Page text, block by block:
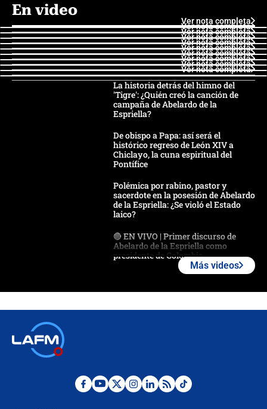
En video
Ver nota completa
Ver nota completa
Ver nota completa
Ver nota completa
Ver nota completa
Ver nota completa
Ver nota completa
Ver nota completa
Ver nota completa
Ver nota completa
La historia detrás del himno del
'Tigre': ¿Quién creó la canción de
campaña de Abelardo de la
Espriella?
De obispo a Papa: así será el
histórico regreso de León XIV a
Chiclayo, la cuna espiritual del
Pontífice
Polémica por rabino, pastor y
sacerdote en la posesión de Abelardo
de la Espriella: ¿Se violó el Estado
laico?
🔴 EN VIVO | Primer discurso de
Abelardo de la Espriella como
presidente de Colombia
Espriella en Cali inicia la
Desde dermatitis hasta infecciones:
Más videos